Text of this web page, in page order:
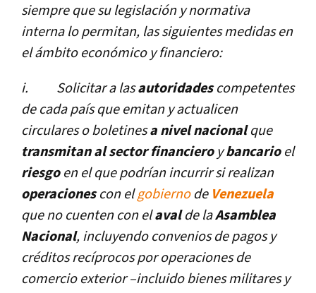
siempre que su legislación y normativa
interna lo permitan, las siguientes medidas en
el ámbito económico y financiero:
i.
Solicitar a lasautoridadescompetentes
de cada paí­s que emitan y actualicen
circulares o boletinesa nivel nacionalque
transmitan al sector financieroybancarioel
riesgoen el que podrí­an incurrir si realizan
operacionescon elgobiernode Venezuela
que no cuenten con elavalde laAsamblea
Nacional, incluyendo convenios de pagos y
créditos recí­procos por operaciones de
comercio exterior –incluido bienes militares y